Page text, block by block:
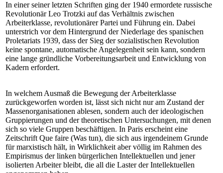
In einer seiner letzten Schriften ging der 1940 ermordete russische
Revolutionär Leo Trotzki auf das Verhältnis zwischen
Arbeiterklasse, revolutionärer Partei und Führung ein. Dabei
unterstrich vor dem Hintergrund der Niederlage des spanischen
Proletariats 1939, dass der Sieg der sozialistischen Revolution
keine spontane, automatische Angelegenheit sein kann, sondern
eine lange gründliche Vorbereitungsarbeit und Entwicklung von
Kadern erfordert.
In welchem Ausmaß die Bewegung der Arbeiterklasse
zurückgeworfen worden ist, lässt sich nicht nur am Zustand der
Massenorganisationen ablesen, sondern auch der ideologischen
Gruppierungen und der theoretischen Untersuchungen, mit denen
sich so viele Gruppen beschäftigen. In Paris erscheint eine
Zeitschrift Que faire (Was tun), die sich aus irgendeinem Grunde
für marxistisch hält, in Wirklichkeit aber völlig im Rahmen des
Empirismus der linken bürgerlichen Intellektuellen und jener
isolierten Arbeiter bleibt, die all die Laster der Intellektuellen